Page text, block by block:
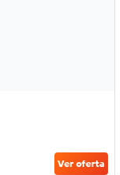
Ver oferta